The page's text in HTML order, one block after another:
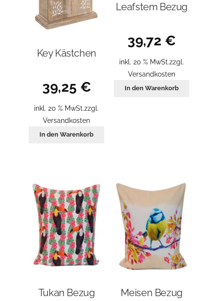
Key Kästchen
39,25 €
inkl. 20 % MwSt.zzgl.
Versandkosten
In den Warenkorb
Leafstem Bezug
39,72 €
inkl. 20 % MwSt.zzgl.
Versandkosten
In den Warenkorb
Tukan Bezug Meisen Bezug